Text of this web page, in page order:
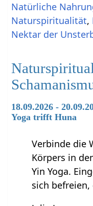
Natürliche
Naturspiritualität,
Nektar der
18.09.2026 -
Yoga trifft Huna
Verbinde die
Körpers in
Yin Yoga.
sich